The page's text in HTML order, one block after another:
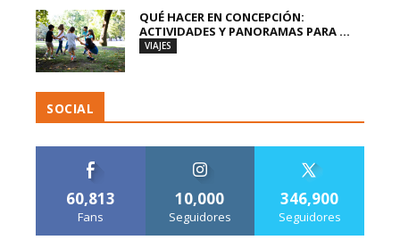
QUÉ HACER EN CONCEPCIÓN:
ACTIVIDADES Y PANORAMAS PARA ...
VIAJES
SOCIAL
60,813
Fans
10,000
Seguidores
346,900
Seguidores